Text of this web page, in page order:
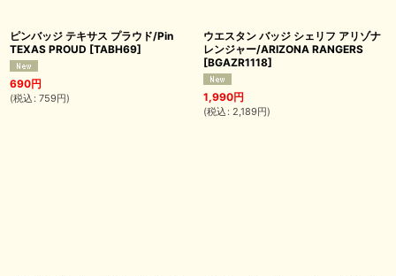
ピンバッジ テキサス プラウド/Pin
TEXAS PROUD [TABH69]
690円
(税込 : 759円)
ウエスタン バッジ シェリフ アリゾナ
レンジャー/ARIZONA RANGERS
[BGAZR1118]
1,990円
(税込 : 2,189円)